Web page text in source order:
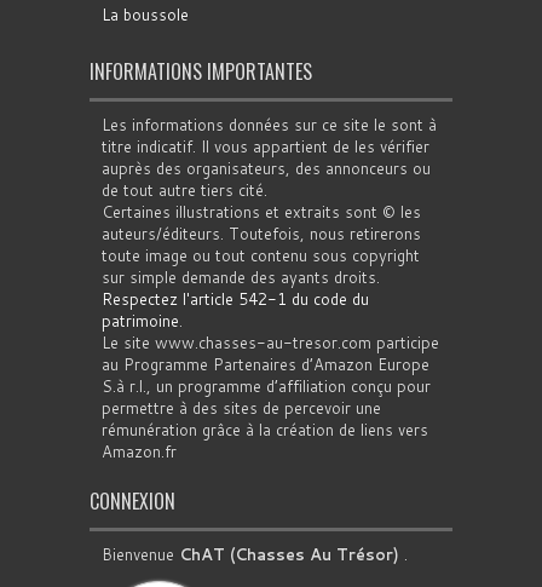
La boussole
INFORMATIONS IMPORTANTES
Les informations données sur ce site le sont à
titre indicatif. Il vous appartient de les vérifier
auprès des organisateurs, des annonceurs ou
de tout autre tiers cité.
Certaines illustrations et extraits sont © les
auteurs/éditeurs. Toutefois, nous retirerons
toute image ou tout contenu sous copyright
sur simple demande des ayants droits.
Respectez l'article 542-1 du code du
patrimoine.
Le site www.chasses-au-tresor.com participe
au Programme Partenaires d’Amazon Europe
S.à r.l., un programme d’affiliation conçu pour
permettre à des sites de percevoir une
rémunération grâce à la création de liens vers
Amazon.fr
CONNEXION
Bienvenue ChAT (Chasses Au Trésor) .